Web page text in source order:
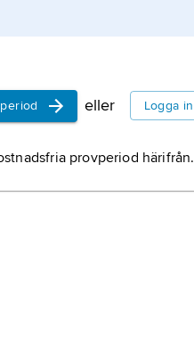
eller Logga in
provperiod härifrån.